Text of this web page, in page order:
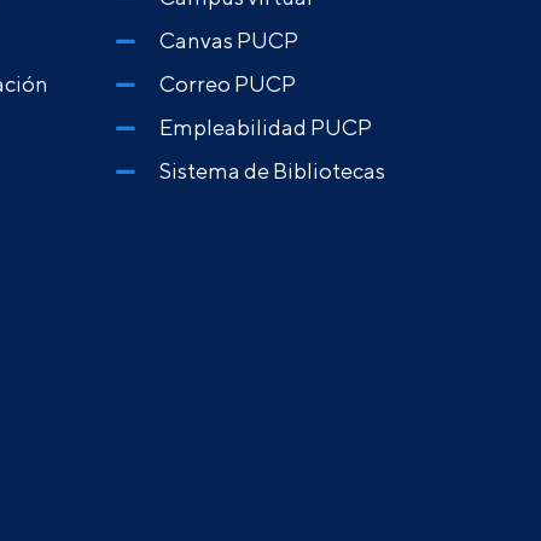
Canvas PUCP
Correo PUCP
Empleabilidad PUCP
Sistema de Bibliotecas